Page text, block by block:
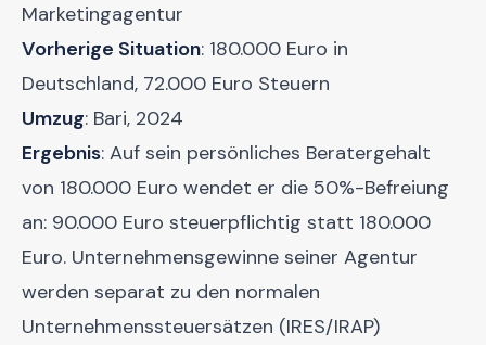
Marketingagentur
Vorherige Situation: 180.000 Euro in
Deutschland, 72.000 Euro Steuern
Umzug: Bari, 2024
Ergebnis: Auf sein persönliches Beratergehalt
von 180.000 Euro wendet er die 50%-Befreiung
an: 90.000 Euro steuerpflichtig statt 180.000
Euro. Unternehmensgewinne seiner Agentur
werden separat zu den normalen
Unternehmenssteuersätzen (IRES/IRAP)